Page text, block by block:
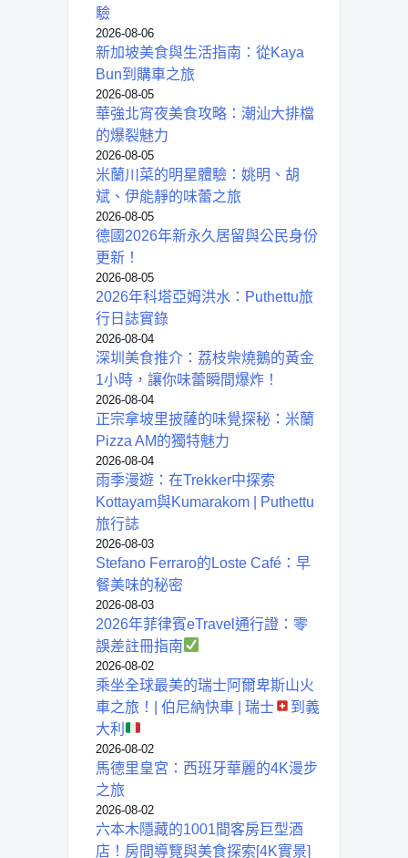
驗
2026-08-06
新加坡美食與生活指南：從Kaya
Bun到購車之旅
2026-08-05
華強北宵夜美食攻略：潮汕大排檔
的爆裂魅力
2026-08-05
米蘭川菜的明星體驗：姚明、胡
斌、伊能靜的味蕾之旅
2026-08-05
德國2026年新永久居留與公民身份
更新！
2026-08-05
2026年科塔亞姆洪水：Puthettu旅
行日誌實錄
2026-08-04
深圳美食推介：荔枝柴燒鵝的黃金
1小時，讓你味蕾瞬間爆炸！
2026-08-04
正宗拿坡里披薩的味覺探秘：米蘭
Pizza AM的獨特魅力
2026-08-04
雨季漫遊：在Trekker中探索
Kottayam與Kumarakom | Puthettu
旅行誌
2026-08-03
Stefano Ferraro的Loste Café：早
餐美味的秘密
2026-08-03
2026年菲律賓eTravel通行證：零
誤差註冊指南
2026-08-02
乘坐全球最美的瑞士阿爾卑斯山火
車之旅！| 伯尼納快車 | 瑞士
到義
大利
2026-08-02
馬德里皇宮：西班牙華麗的4K漫步
之旅
2026-08-02
六本木隱藏的1001間客房巨型酒
店！房間導覽與美食探索[4K實景]